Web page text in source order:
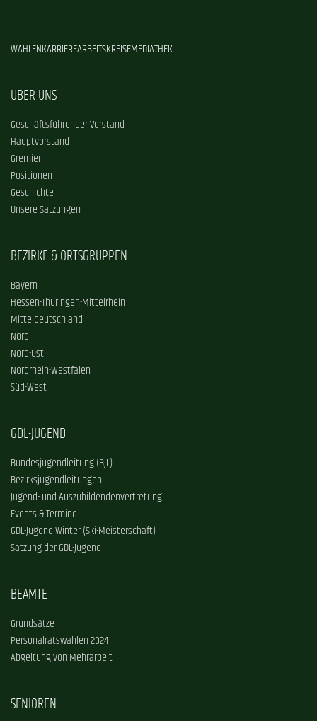
WAHLENKARRIEREARBEITSKREISEMEDIATHEK
ÜBER UNS
Geschäftsführender Vorstand
Hauptvorstand
Gremien
Positionen
Geschichte
Unsere Satzungen
BEZIRKE & ORTSGRUPPEN
Bayern
Hessen-Thüringen-Mittelrhein
Mitteldeutschland
Nord
Nord-Ost
Nordrhein-Westfalen
Süd-West
GDL-JUGEND
Bundesjugendleitung (BJL)
Bezirksjugendleitungen
Jugend- und Auszubildendenvertretung
Events & Termine
GDL-Jugend Winter (Ski-Meisterschaft)
Satzung der GDL-Jugend
BEAMTE
Grundsätze
Personalratswahlen 2024
Abgeltung von Mehrarbeit
SENIOREN